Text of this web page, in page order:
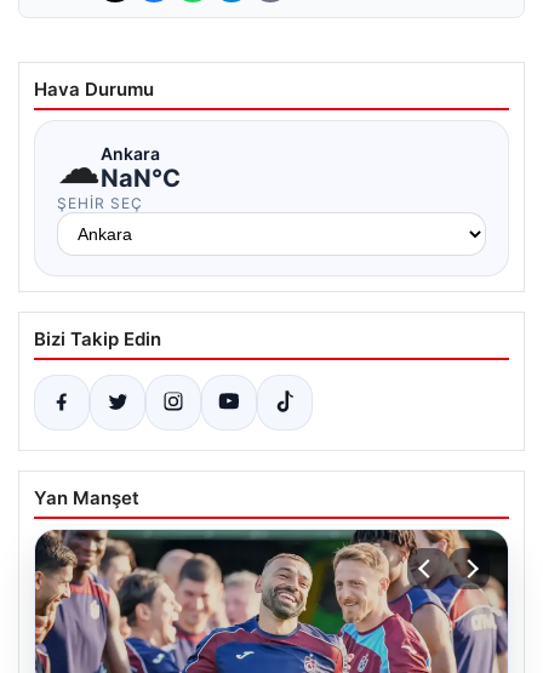
Hava Durumu
☁Ankara
NaN°C
ŞEHIR SEÇ
Bizi Takip Edin
Yan Manşet